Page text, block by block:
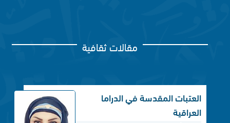
مقالات ثقافية
العتبات المقدسة في الدراما
العراقية